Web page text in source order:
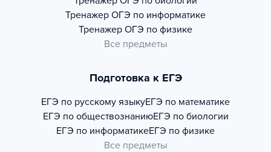
Тренажер ОГЭ по информатике
Тренажер ОГЭ по физике
Все предметы
Подготовка к ЕГЭ
ЕГЭ по русскому языкуЕГЭ по математике
ЕГЭ по обществознаниюЕГЭ по биологии
ЕГЭ по информатикеЕГЭ по физике
Все предметы